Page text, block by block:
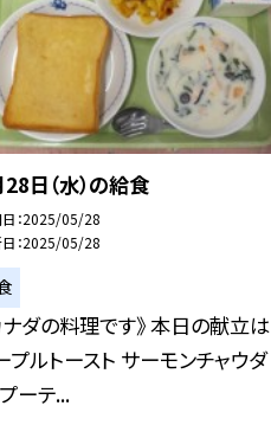
日（水）の給食
2025/05/28
2025/05/28
ナダの料理です》 本日の献立は
プルトースト サーモンチャウダ
ーテ...